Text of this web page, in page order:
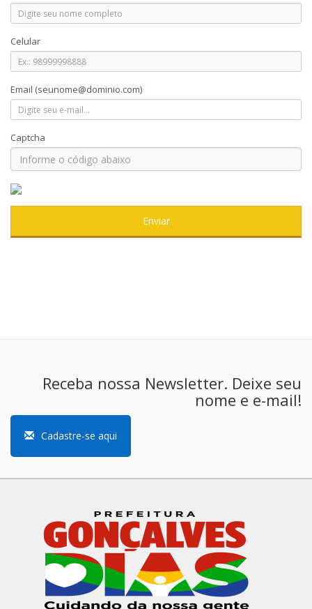
Celular
Email (seunome@dominio.com)
Captcha
Enviar
Receba nossa Newsletter. Deixe seu
nome e e-mail!
Cadastre-se aqui